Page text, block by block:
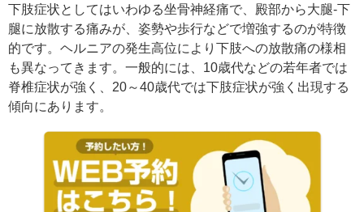
下肢症状としてはいわゆる坐骨神経痛で、殿部から大腿-下
腿に放散する痛みが、姿勢や歩行などで増強するのが特徴
的です。ヘルニアの発生高位により下肢への放散痛の様相
も異なってきます。一般的には、10歳代などの若年者では
脊椎症状が強く、20～40歳代では下肢症状が強く出現する
傾向にあります。